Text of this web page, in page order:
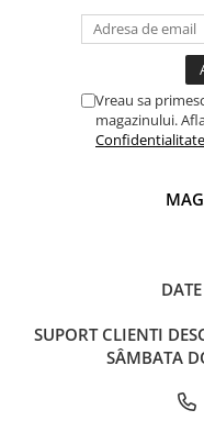
Vreau sa
magazinului.
Confidentialitate
SUPORT CLIENTI
SÂMBATA